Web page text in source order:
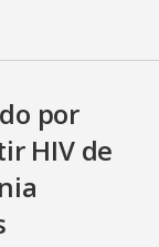
por
HIV de